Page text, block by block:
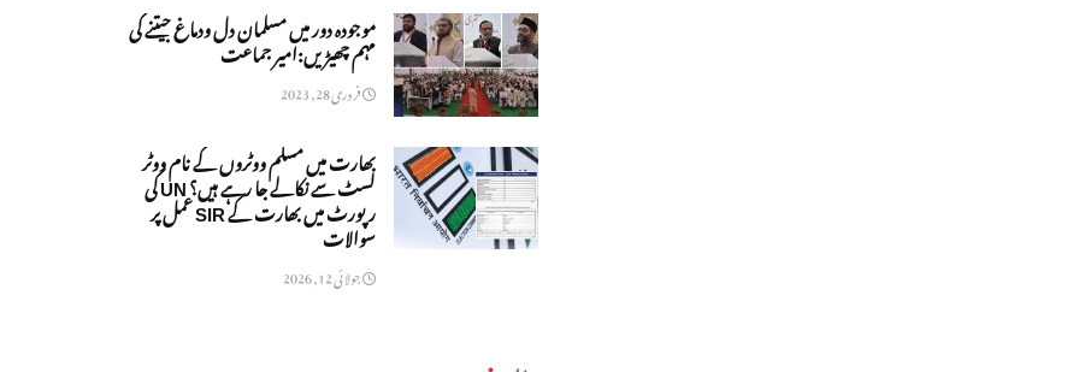
موجودہ دور میں مسلمان دل ودماغ جیتنے کی
مہم چھیڑیں:امیر جماعت
فروری 28, 2023
بھارت میں مسلم ووٹروں کے نام ووٹر
لسٹ سے نکالے جا رہے ہیں؟ UN کی
رپورٹ میں بھارت کے SIR عمل پر
سوالات
جولائی 12, 2026